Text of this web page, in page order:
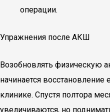
операции.
Упражнения после АКШ
Возобновлять физическую
начинается
клинике. Спустя полтора
увеличиваются, но